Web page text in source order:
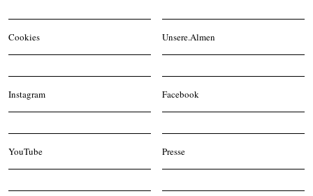
Cookies Unsere.Almen
Instagram Facebook
YouTube Presse